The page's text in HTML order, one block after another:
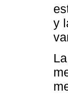
y